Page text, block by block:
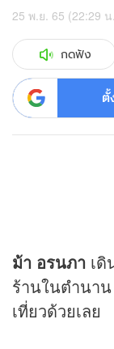
25 พ.ย. 65 (22:29
กดฟัง
ตั้
ม้า อรนภา เ
ร้านในตำนา
เที่ยวด้วยเลย